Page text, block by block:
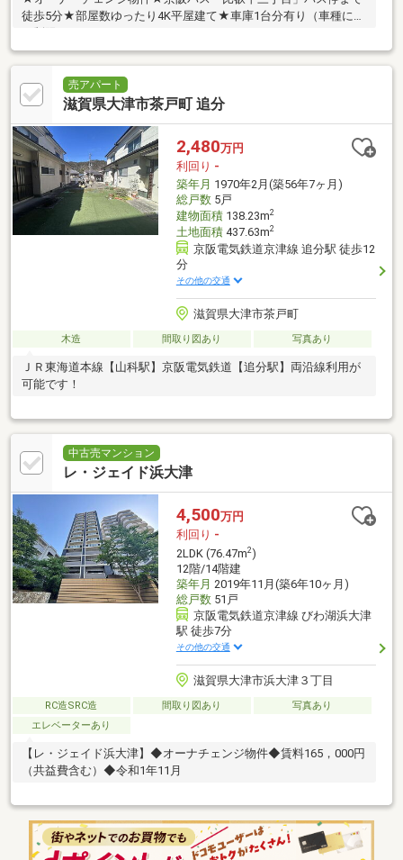
徒歩5分★部屋数ゆったり4K平屋建て★車庫1台分有り（車種によ
売アパート
滋賀県大津市茶戸町 追分
2,480万円
利回り -
築年月 1970年2月(築56年7ヶ月)
総戸数5戸
建物面積138.23m2
土地面積437.63m2
京阪電気鉄道京津線 追分駅 徒歩12
分
その他の交通
滋賀県大津市茶戸町
木造 間取り図あり 写真あり
ＪＲ東海道本線【山科駅】京阪電気鉄道【追分駅】両沿線利用が
可能です！
中古売マンション
レ・ジェイド浜大津
4,500万円
利回り -
2LDK (76.47m2)
12階/14階建
築年月 2019年11月(築6年10ヶ月)
総戸数51戸
京阪電気鉄道京津線 びわ湖浜大津
駅 徒歩7分
その他の交通
滋賀県大津市浜大津３丁目
RC造SRC造 間取り図あり
写真あり
エレベーターあり
【レ・ジェイド浜大津】◆オーナチェンジ物件◆賃料165，000円
（共益費含む）◆令和1年11月